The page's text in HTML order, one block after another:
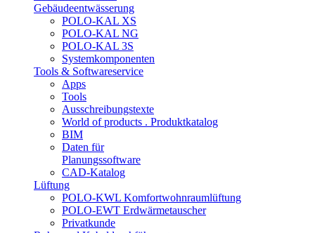
Gebäudeentwässerung
POLO-KAL XS
POLO-KAL NG
POLO-KAL 3S
Systemkomponenten
Tools & Softwareservice
Apps
Tools
Ausschreibungstexte
World of products . Produktkatalog
BIM
Daten für
Planungssoftware
CAD-Katalog
Lüftung
POLO-KWL Komfortwohnraumlüftung
POLO-EWT Erdwärmetauscher
Privatkunde